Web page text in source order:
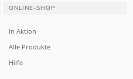
ONLINE-SHOP
In Aktion
Alle Produkte
Hilfe